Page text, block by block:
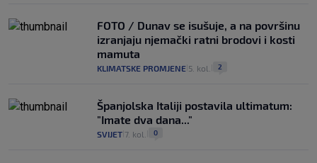
FOTO / Dunav se isušuje, a na površinu
izranjaju njemački ratni brodovi i kosti
mamuta
KLIMATSKE PROMJENE 5. kol. 2
Španjolska Italiji postavila ultimatum:
"Imate dva dana..."
SVIJET 7. kol. 0